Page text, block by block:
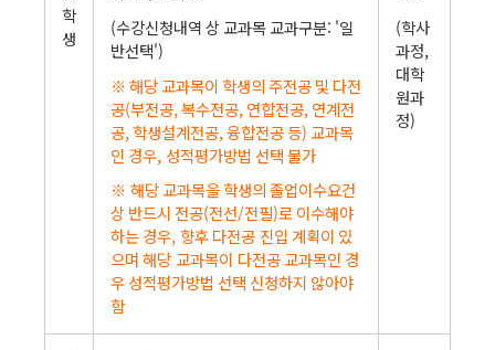
학
생
(수강신청내역 상 교과목 교과구분: '일
반선택')
※ 해당 교과목이 학생의 주전공 및 다전
공(부전공, 복수전공, 연합전공, 연계전
공, 학생설계전공, 융합전공 등) 교과목
인 경우, 성적평가방법 선택 불가
※ 해당 교과목을 학생의 졸업이수요건
상 반드시 전공(전선/전필)로 이수해야
하는 경우, 향후 다전공 진입 계획이 있
으며 해당 교과목이 다전공 교과목인 경
우 성적평가방법 선택 신청하지 않아야
함
(학사
과정,
대학
원과
정)